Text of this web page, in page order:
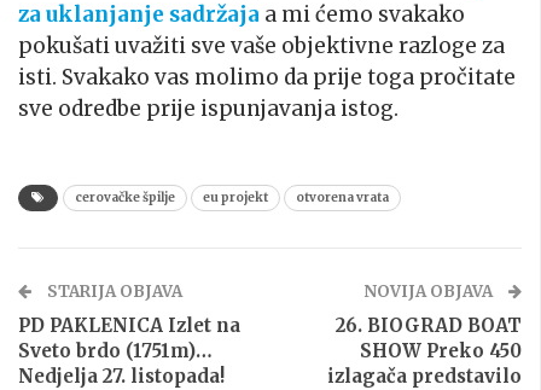
za uklanjanje sadržaja a mi ćemo svakako
pokušati uvažiti sve vaše objektivne razloge za
isti. Svakako vas molimo da prije toga pročitate
sve odredbe prije ispunjavanja istog.
cerovačke špilje eu projekt otvorena vrata
STARIJA OBJAVA
PD PAKLENICA Izlet na
Sveto brdo (1751m)…
Nedjelja 27. listopada!
NOVIJA OBJAVA
26. BIOGRAD BOAT
SHOW Preko 450
izlagača predstavilo